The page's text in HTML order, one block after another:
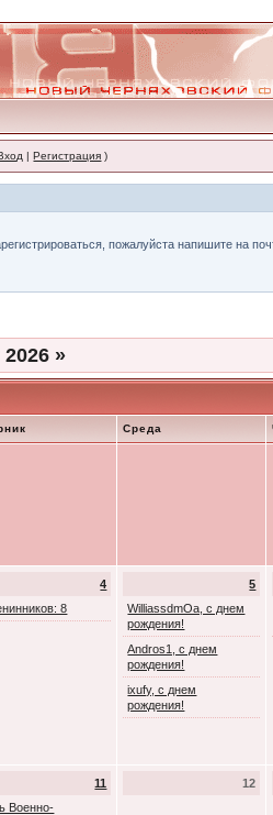
|Регистрация )
пожалуйста напишите на
2026 »
Среда
4
8
5
WilliassdmOa, с днем
рождения!
Andros1, с днем
рождения!
ixufy, с днем
рождения!
11
Военно-
12